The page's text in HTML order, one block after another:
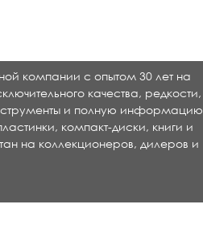
компании с опытом 30 лет на
качества, редкости,
и полную информацию
компакт-диски, книги и
на коллекционеров, дилеров и